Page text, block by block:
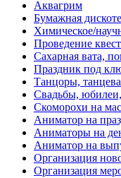
Аквагрим
Бумажная
Химическое/
Проведение
Сахарная вата,
Праздник под
Танцоры,
Свадьбы,
Скоморохи на
Аниматор на
Аниматоры на
Аниматор на
Организация
Организация